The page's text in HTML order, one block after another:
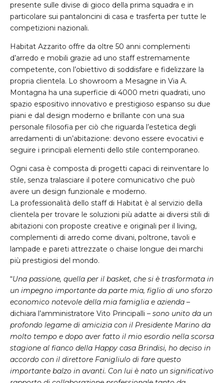
presente sulle divise di gioco della prima squadra e in
particolare sui pantaloncini di casa e trasferta per tutte le
competizioni nazionali.
Habitat Azzarito offre da oltre 50 anni complementi
d’arredo e mobili grazie ad uno staff estremamente
competente, con l’obiettivo di soddisfare e fidelizzare la
propria clientela. Lo showroom a Mesagne in Via A.
Montagna ha una superficie di 4000 metri quadrati, uno
spazio espositivo innovativo e prestigioso espanso su due
piani e dal design moderno e brillante con una sua
personale filosofia per ciò che riguarda l’estetica degli
arredamenti di un’abitazione: devono essere evocativi e
seguire i principali elementi dello stile contemporaneo.
Ogni casa è composta di progetti capaci di reinventare lo
stile, senza tralasciare il potere comunicativo che può
avere un design funzionale e moderno.
La professionalità dello staff di Habitat è al servizio della
clientela per trovare le soluzioni più adatte ai diversi stili di
abitazioni con proposte creative e originali per il living,
complementi di arredo come divani, poltrone, tavoli e
lampade e pareti attrezzate o chaise longue dei marchi
più prestigiosi del mondo.
“Una passione, quella per il basket, che si è trasformata in
un impegno importante da parte mia, figlio di uno sforzo
economico notevole della mia famiglia e azienda –
dichiara l’amministratore Vito Principalli – sono unito da un
profondo legame di amicizia con il Presidente Marino da
molto tempo e dopo aver fatto il mio esordio nella scorsa
stagione al fianco della Happy casa Brindisi, ho deciso in
accordo con il direttore Fanigliulo di fare questo
importante balzo in avanti. Con lui è nato un significativo